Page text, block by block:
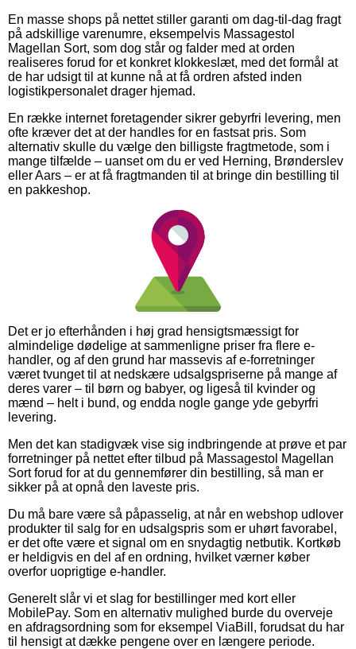
En masse shops på nettet stiller garanti om dag-til-dag fragt
på adskillige varenumre, eksempelvis Massagestol
Magellan Sort, som dog står og falder med at orden
realiseres forud for et konkret klokkeslæt, med det formål at
de har udsigt til at kunne nå at få ordren afsted inden
logistikpersonalet drager hjemad.
En række internet foretagender sikrer gebyrfri levering, men
ofte kræver det at der handles for en fastsat pris. Som
alternativ skulle du vælge den billigste fragtmetode, som i
mange tilfælde – uanset om du er ved Herning, Brønderslev
eller Aars – er at få fragtmanden til at bringe din bestilling til
en pakkeshop.
Det er jo efterhånden i høj grad hensigtsmæssigt for
almindelige dødelige at sammenligne priser fra flere e-
handler, og af den grund har massevis af e-forretninger
været tvunget til at nedskære udsalgspriserne på mange af
deres varer – til børn og babyer, og ligeså til kvinder og
mænd – helt i bund, og endda nogle gange yde gebyrfri
levering.
Men det kan stadigvæk vise sig indbringende at prøve et par
forretninger på nettet efter tilbud på Massagestol Magellan
Sort forud for at du gennemfører din bestilling, så man er
sikker på at opnå den laveste pris.
Du må bare være så påpasselig, at når en webshop udlover
produkter til salg for en udsalgspris som er uhørt favorabel,
er det ofte være et signal om en snydagtig netbutik. Kortkøb
er heldigvis en del af en ordning, hvilket værner køber
overfor uoprigtige e-handler.
Generelt slår vi et slag for bestillinger med kort eller
MobilePay. Som en alternativ mulighed burde du overveje
en afdragsordning som for eksempel ViaBill, forudsat du har
til hensigt at dække pengene over en længere periode.